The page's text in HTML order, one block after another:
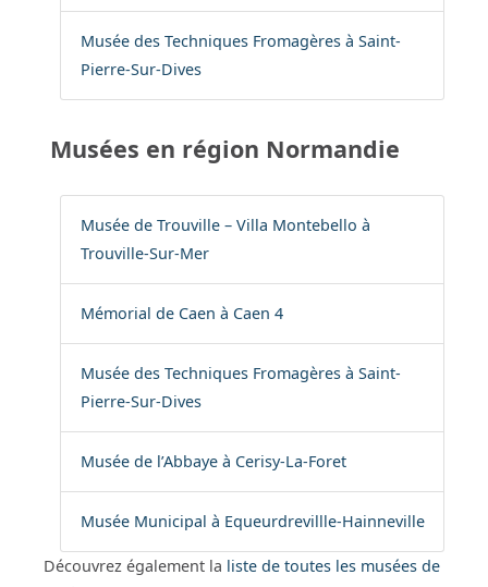
Musée des Techniques Fromagères à Saint-
Pierre-Sur-Dives
Musées en région Normandie
Musée de Trouville – Villa Montebello à
Trouville-Sur-Mer
Mémorial de Caen à Caen 4
Musée des Techniques Fromagères à Saint-
Pierre-Sur-Dives
Musée de l’Abbaye à Cerisy-La-Foret
Musée Municipal à Equeurdrevillle-Hainneville
Découvrez également la liste de toutes les musées de